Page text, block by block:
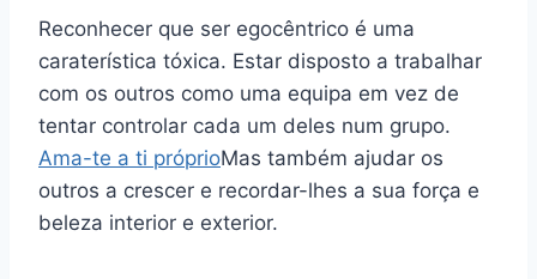
Reconhecer que ser egocêntrico é uma
caraterística tóxica. Estar disposto a trabalhar
com os outros como uma equipa em vez de
tentar controlar cada um deles num grupo.
Ama-te a ti próprioMas também ajudar os
outros a crescer e recordar-lhes a sua força e
beleza interior e exterior.